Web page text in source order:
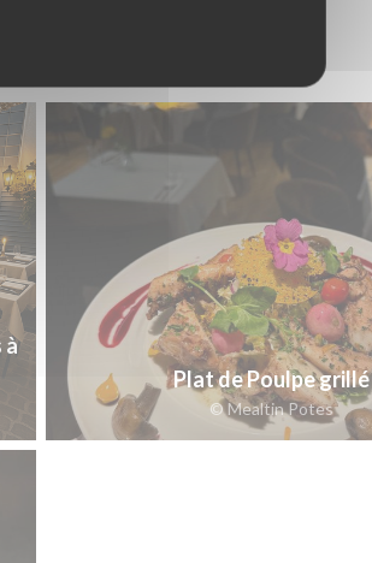
à
Plat de Poulpe grillé
© Mealtin Potes